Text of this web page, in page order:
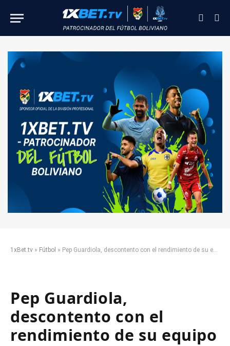
1xBet.tv » Fútbol » Pep Guardiola, descontento con el rendimiento de su equipo
Pep Guardiola,
descontento con el
rendimiento de su equipo